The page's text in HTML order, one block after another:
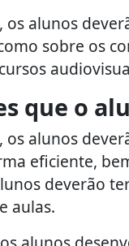
os alunos
sobre os
que o
os alunos
eficiente,
deverão
aulas.